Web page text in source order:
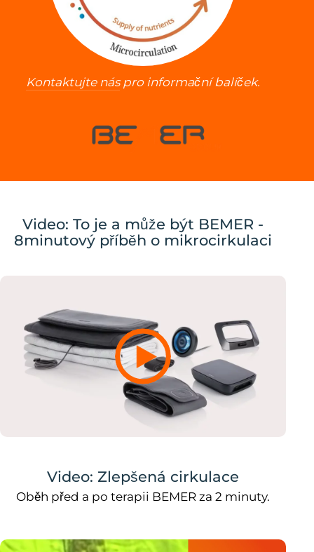
Kontaktujte náspro informační balíček.
Video: To je a může být BEMER -
8minutový příběh o mikrocirkulaci
Video: Zlepšená cirkulace
Oběh před a po terapii BEMER za 2 minuty.